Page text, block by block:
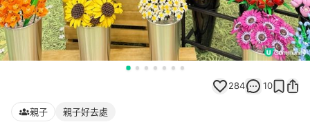
284 10
親子 親子好去處